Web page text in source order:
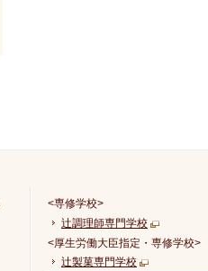
<専修学校>
辻調理師専門学校
<厚生労働大臣指定・専修学校>
辻製菓専門学校